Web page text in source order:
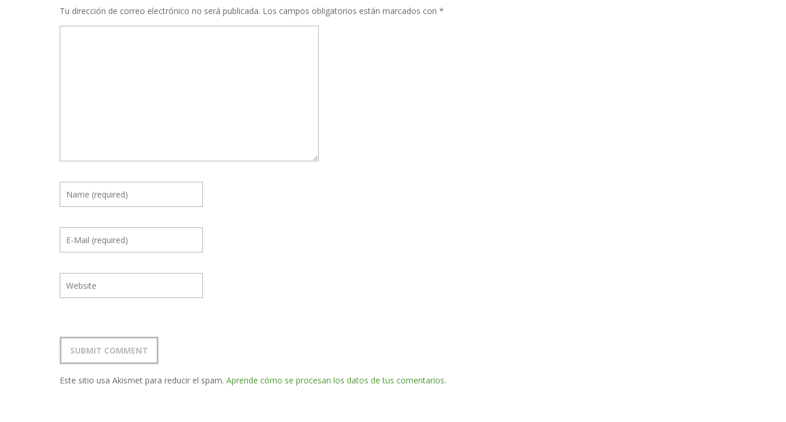
Tu dirección de correo electrónico no será publicada. Los campos obligatorios están marcados con *
Este sitio usa Akismet para reducir el spam. Aprende cómo se procesan los datos de tus comentarios.